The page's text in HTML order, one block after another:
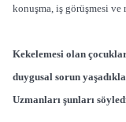
konuşma, iş görüşmesi
Kekelemesi olan
duygusal sorun
Uzmanları şunları